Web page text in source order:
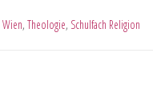
Wien, Theologie, Schulfach Religion